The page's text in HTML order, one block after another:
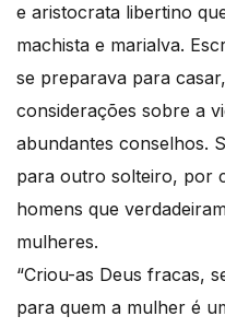
e aristocrata libertino
machista e marialva.
se preparava para
considerações sobre a
abundantes conselhos.
para outro solteiro, por
homens que
mulheres.
“Criou-as Deus fracas,
para quem a mulher é